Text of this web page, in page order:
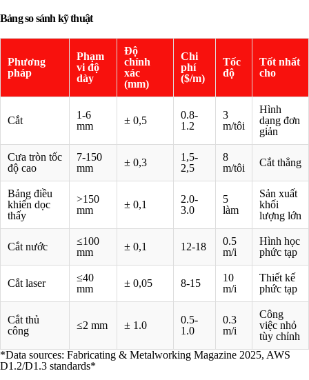
Bảng so sánh kỹ thuật
Phương
pháp
Phạm
vi độ
dày
Độ
chính
xác
(mm)
Chi
phí
($/m)
Tốc
độ
Tốt nhất
cho
Cắt
1-6
mm
± 0,5
0.8-
1.2
3
m/tôi
Hình
dạng đơn
giản
Cưa tròn tốc
độ cao
7-150
mm
± 0,3
1,5-
2,5
8
m/tôi
Cắt thẳng
Bảng điều
khiển dọc
thấy
>150
mm
± 0,1
2.0-
3.0
5
làm
Sản xuất
khối
lượng lớn
Cắt nước
≤100
mm
± 0,1 12-18
0.5
m/i
Hình học
phức tạp
Cắt laser
≤40
mm
± 0,05 8-15
10
m/i
Thiết kế
phức tạp
Cắt thủ
công
≤2 mm ± 1.0
0.5-
1.0
0.3
m/i
Công
việc nhỏ
tùy chỉnh
*Data sources: Fabricating & Metalworking Magazine 2025, AWS
D1.2/D1.3 standards*